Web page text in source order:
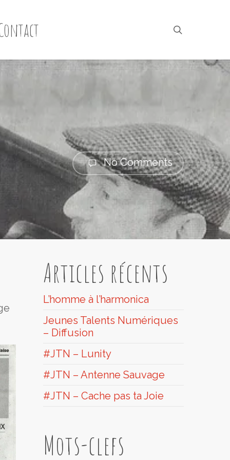
No Comments
Articles récents
L’homme à l’harmonica
Jeunes Talents Numériques
– Diffusion
#JTN – Lunity
#JTN – Antenne Sauvage
#JTN – Cache pas ta Joie
Mots-clefs